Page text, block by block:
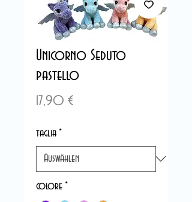
Unicorno Seduto
pastello
17,90 €Preis
taglia *
colore *